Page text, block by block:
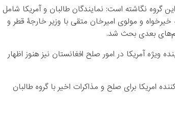
گروه نگاشته است: نمایندگان طالبان و آمریکا شامل
خیرخواه و مولوی امیرخان متقی با وزیر خارجۀ قطر و
گام‌های بعدی بحث شد.
ویژه آمریکا در امور صلح افغانستان نیز هنوز اظهار
امریکا برای صلح و مذاکرات اخیر با گروه طالبان